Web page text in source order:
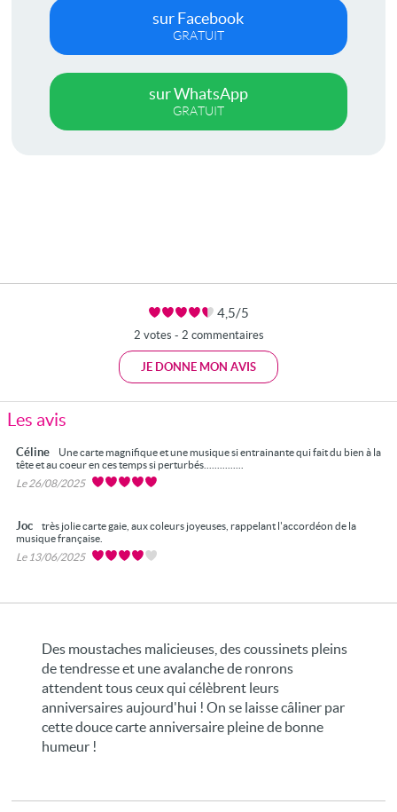
sur Facebook
GRATUIT
sur WhatsApp
GRATUIT
4,5/5
2 votes - 2 commentaires
JE DONNE MON AVIS
Les avis
Céline
Une carte magnifique et une musique si entrainante qui fait du bien à la
tête et au coeur en ces temps si perturbés...............
Le 26/08/2025
Joc
très jolie carte gaie, aux coleurs joyeuses, rappelant l'accordéon de la
musique française.
Le 13/06/2025
Des moustaches malicieuses, des coussinets pleins
de tendresse et une avalanche de ronrons
attendent tous ceux qui célèbrent leurs
anniversaires aujourd'hui ! On se laisse câliner par
cette douce carte anniversaire pleine de bonne
humeur !